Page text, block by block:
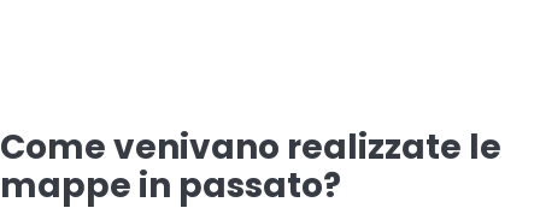
Come venivano realizzate le
mappe in passato?